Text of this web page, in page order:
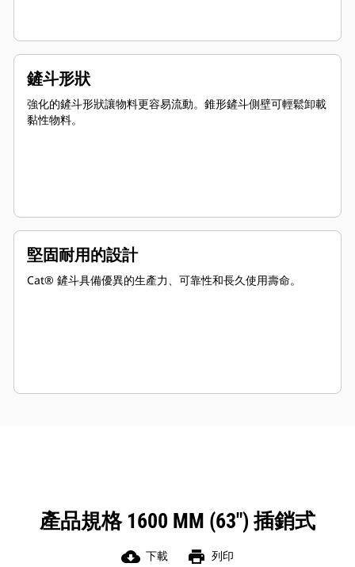
鏟斗形狀
強化的鏟斗形狀讓物料更容易流動。錐形鏟斗側壁可輕鬆卸載
黏性物料。
堅固耐用的設計
Cat® 鏟斗具備優異的生產力、可靠性和長久使用壽命。
產品規格 1600 MM (63") 插銷式
cloud_download 下載 print 列印